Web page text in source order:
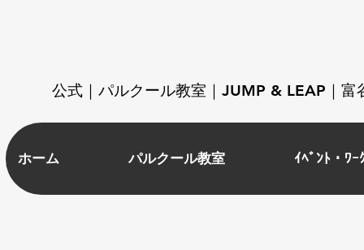
公式｜パルクール教室｜JUMP & LEAP｜
ホーム パルクール教室 ｲﾍﾞﾝﾄ・ﾜｰ